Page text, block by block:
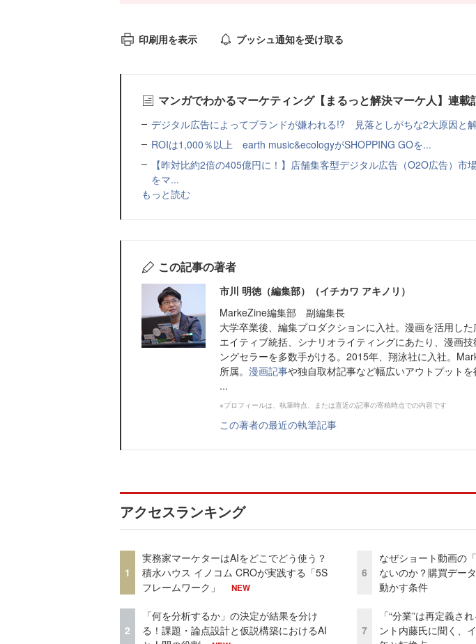
印刷用を表示 プッシュ通知を受け取る
マンガでわかるマーケティング【まるっと解決マーケ人】連載
デジタル広告によってブランドが嫌われる!? 見落としがちな2大原因と
ROIは1,000％以上 earth music&ecologyがSHOPPING GOを...
【昨対比約2倍の405億円に！】店舗集客型デジタル広告（O2O広告）市
をマ...
もっと読む
この記事の著者
市川 明徳（編集部）（イチカワ アキノリ）
MarkeZine編集部 副編集長
大学卒業後、編集プロダクションに入社。漫画を活用した
エイティブ統括、シナリオライティングにあたり、漫画
ングセラーを多数手がける。2015年、翔泳社に入社。
所属。 漫画記事や独自取材記事など幅広いアウトプットを
...
※プロフィールは、執筆時点、または直近の記事の寄稿時点での内容です
この著者の最近の執筆記事
アクセスランキング
1
実務家マーケターはAIをどこでどう使う？
積水ハウス イノコム CROが実践する「5S
フレームワーク」
NEW
2
「何を分析するか」の決定が結果を分け
る！課題・論点設計と仮説構築におけるAI
6
なぜショート動画の
ないのか？購買デー
動かす条件
7
「“分業”は再定義さ
ント内藤氏に聞く、